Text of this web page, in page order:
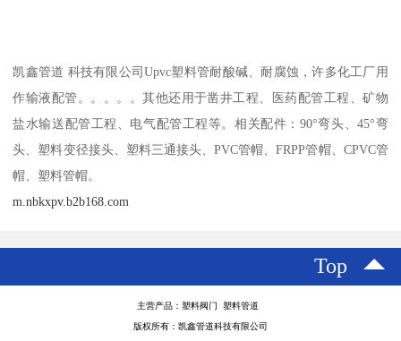
凯鑫管道 科技有限公司Upvc塑料管耐酸碱、耐腐蚀，许多化工厂用
作输液配管。。。。。其他还用于凿井工程、医药配管工程、矿物
盐水输送配管工程、电气配管工程等。相关配件：90°弯头、45°弯
头、塑料变径接头、塑料三通接头、PVC管帽、FRPP管帽、CPVC管
帽、塑料管帽。
m.nbkxpv.b2b168.com
Top
主营产品：塑料阀门 塑料管道
版权所有：凯鑫管道科技有限公司